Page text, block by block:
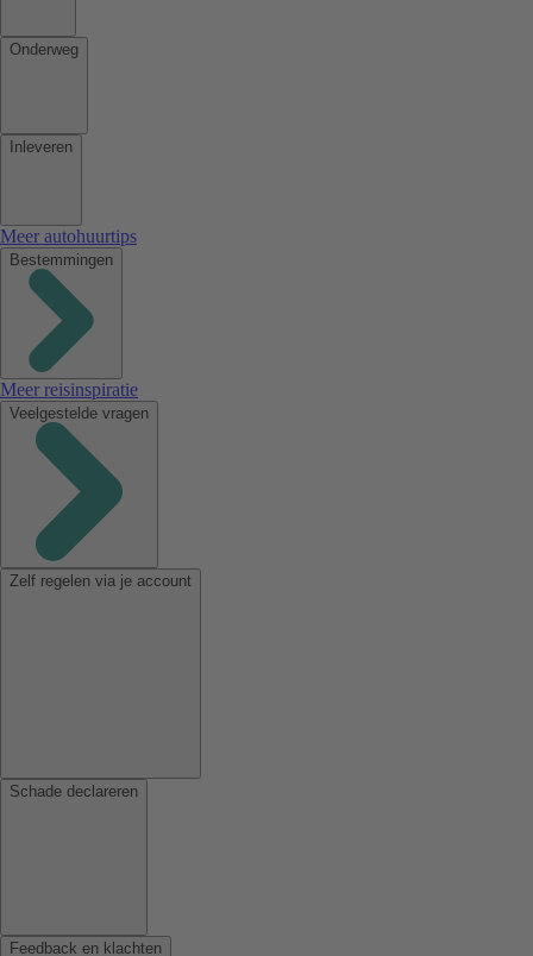
Onderweg
Inleveren
Meer autohuurtips
Bestemmingen
Meer reisinspiratie
Veelgestelde vragen
Zelf regelen via je account
Schade declareren
Feedback en klachten